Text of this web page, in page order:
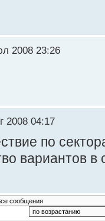
2008 23:26
2008 04:17
по
вариантов в